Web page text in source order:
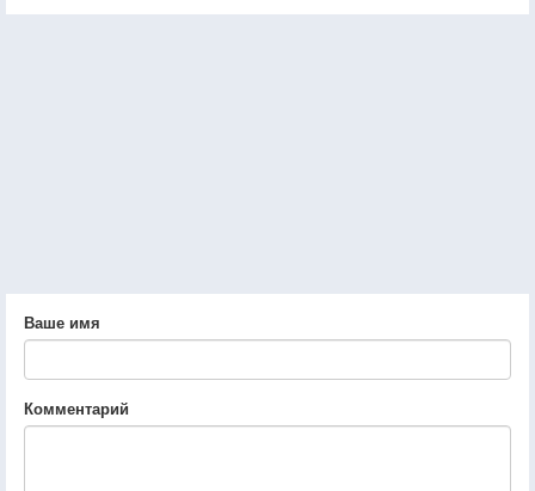
Ваше имя
Комментарий